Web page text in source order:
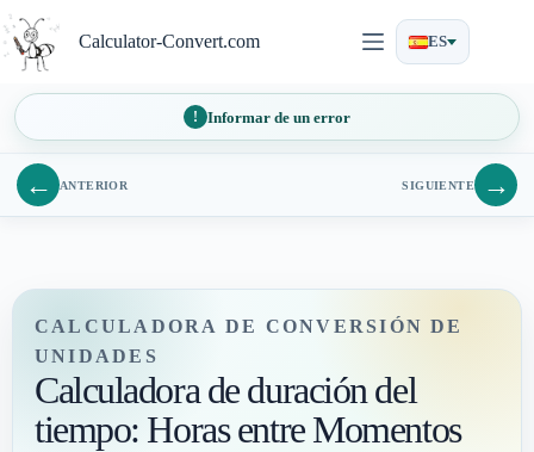
al
contenido
Calculator-Convert.com ES
Informar de un error
← ANTERIOR SIGUIENTE →
CALCULADORA DE CONVERSIÓN DE
UNIDADES
Calculadora de duración del
tiempo: Horas entre Momentos